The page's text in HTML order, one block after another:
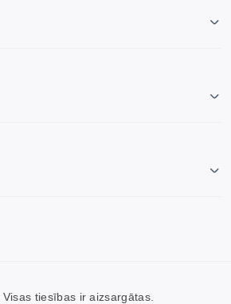
tiesības ir aizsargātas.